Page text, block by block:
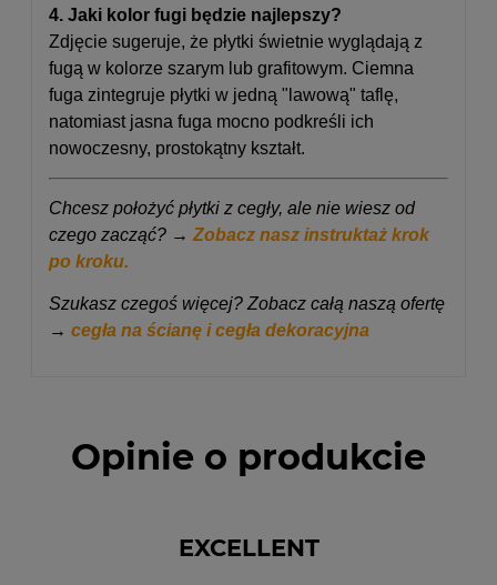
4. Jaki kolor fugi będzie najlepszy?
Zdjęcie sugeruje, że płytki świetnie wyglądają z
fugą w kolorze szarym lub grafitowym. Ciemna
fuga zintegruje płytki w jedną "lawową" taflę,
natomiast jasna fuga mocno podkreśli ich
nowoczesny, prostokątny kształt.
Chcesz położyć płytki z cegły, ale nie wiesz od
czego zacząć? → Zobacz nasz instruktaż krok
po kroku.
Szukasz czegoś więcej? Zobacz całą naszą ofertę
→ cegła na ścianę i cegła dekoracyjna
Opinie o produkcie
EXCELLENT